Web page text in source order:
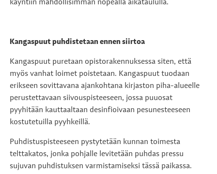
käyntiin mahdollisimman nopealla aikataululla.
Kangaspuut puhdistetaan ennen siirtoa
Kangaspuut puretaan opistorakennuksessa siten, että
myös vanhat loimet poistetaan. Kangaspuut tuodaan
erikseen sovittavana ajankohtana kirjaston piha-alueelle
perustettavaan siivouspisteeseen, jossa puuosat
pyyhitään kauttaaltaan desinfioivaan pesunesteeseen
kostutetuilla pyyhkeillä.
Puhdistuspisteeseen pystytetään kunnan toimesta
telttakatos, jonka pohjalle levitetään puhdas pressu
sujuvan puhdistuksen varmistamiseksi tässä paikassa.